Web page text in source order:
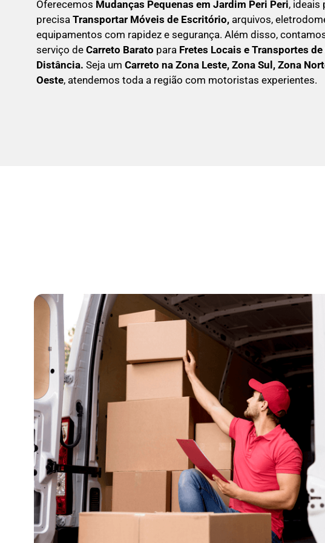
Oferecemos Mudanças Pequenas em Jardim Peri Peri, ideais
precisa Transportar Móveis de Escritório, arquivos,
equipamentos com rapidez e segurança. Além disso,
serviço de Carreto Barato para Fretes Locais e Transportes
Distância. Seja um Carreto na Zona Leste, Zona Sul, Zona
Oeste, atendemos toda a região com motoristas experientes.